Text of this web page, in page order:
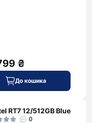
₴
До кошика
RT7 12/512GB Blue
0